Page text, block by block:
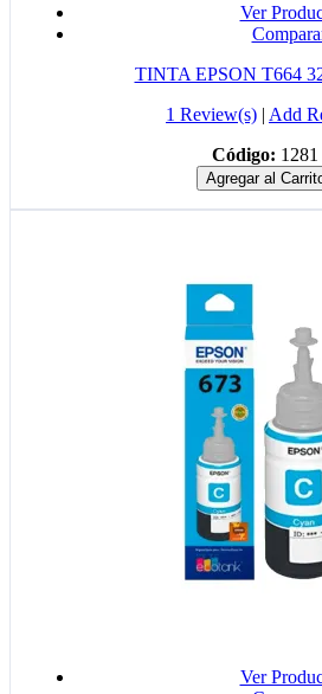
Ver
TINTA EPSON T664
1 Review(s) | Add
Código: 1281
Agregar al
Ver